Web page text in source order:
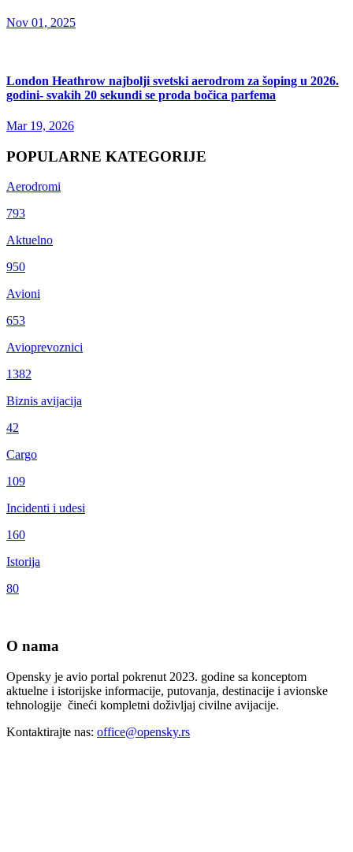
Nov 01, 2025
London Heathrow najbolji svetski aerodrom za šoping u 2026.
godini- svakih 20 sekundi se proda bočica parfema
Mar 19, 2026
POPULARNE KATEGORIJE
Aerodromi
793
Aktuelno
950
Avioni
653
Avioprevoznici
1382
Biznis avijacija
42
Cargo
109
Incidenti i udesi
160
Istorija
80
O nama
Opensky je avio portal pokrenut 2023. godine sa konceptom
aktuelne i istorijske informacije, putovanja, destinacije i avionske
tehnologije čineći kompletni doživljaj civilne avijacije.
Kontaktirajte nas: office@opensky.rs